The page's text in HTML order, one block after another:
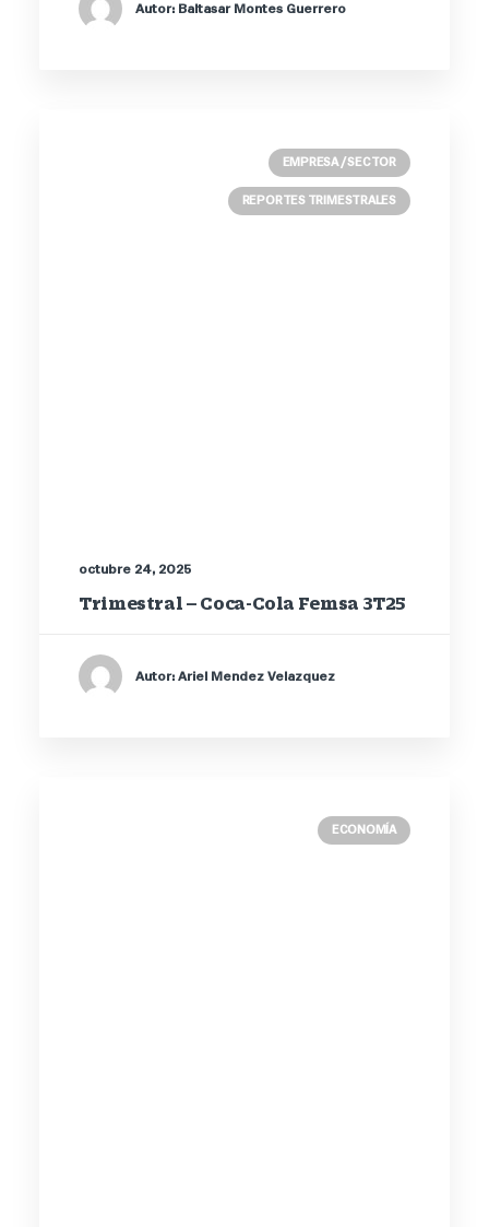
Autor: Baltasar Montes Guerrero
EMPRESA / SECTOR
REPORTES TRIMESTRALES
octubre 24, 2025
Trimestral – Coca-Cola Femsa 3T25
Autor: Ariel Mendez Velazquez
ECONOMÍA